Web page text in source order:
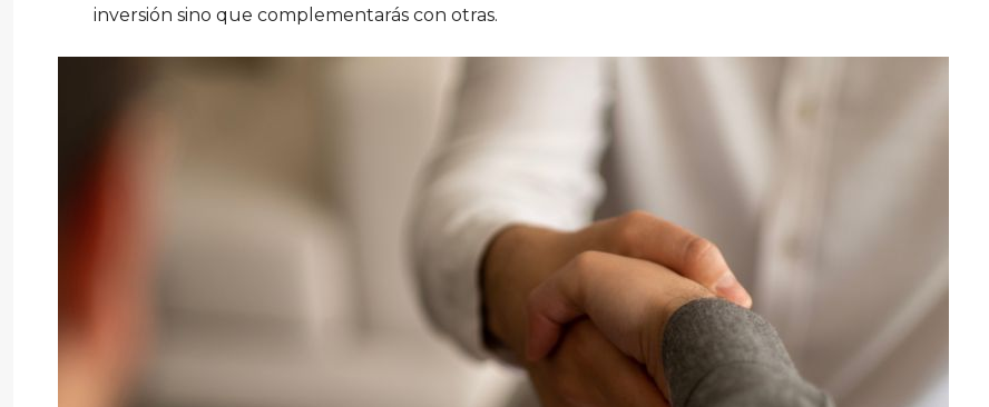
inversión sino que complementarás con otras.